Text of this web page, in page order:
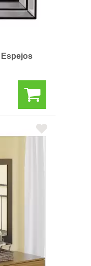
Espejos